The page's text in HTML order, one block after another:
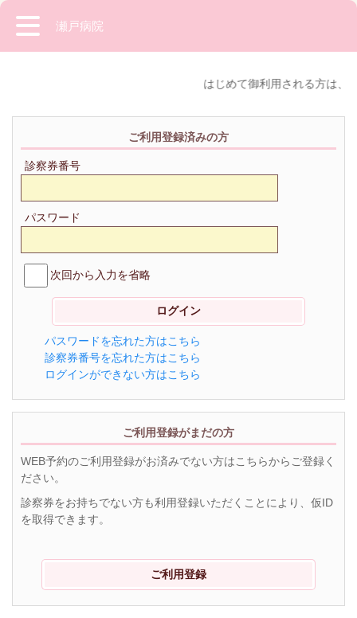
瀬戸病院
はじめて御利用される方は、
ご利用登録済みの方
診察券番号
パスワード
次回から入力を省略
パスワードを忘れた方はこちら
診察券番号を忘れた方はこちら
ログインができない方はこちら
ご利用登録がまだの方
WEB予約のご利用登録がお済みでない方はこちらからご登録く
ださい。
診察券をお持ちでない方も利用登録いただくことにより、仮ID
を取得できます。
ご利用登録